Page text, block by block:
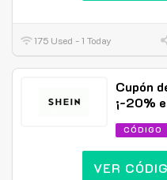
175 Used - 1 Today
Cupón
¡-20%
CÓDIGO
VER